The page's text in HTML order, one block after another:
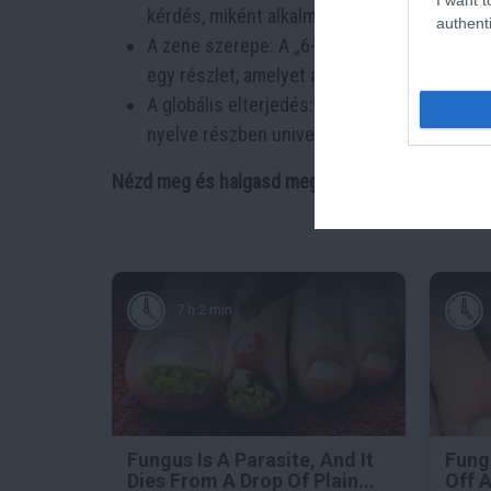
kérdés, miként alkalmazkodik hozzá az
A zene szerepe: A „6-7” trend azt is
egy részlet, amelyet a közösség átvesz és
A globális elterjedés: Bár angol nyelvű
nyelve részben univerzális.
Nézd meg és halgasd meg a dalt ahonnan ez
7 h 2 min
Fungus Is A Parasite, And It
Dies From A Drop Of Plain...
Off